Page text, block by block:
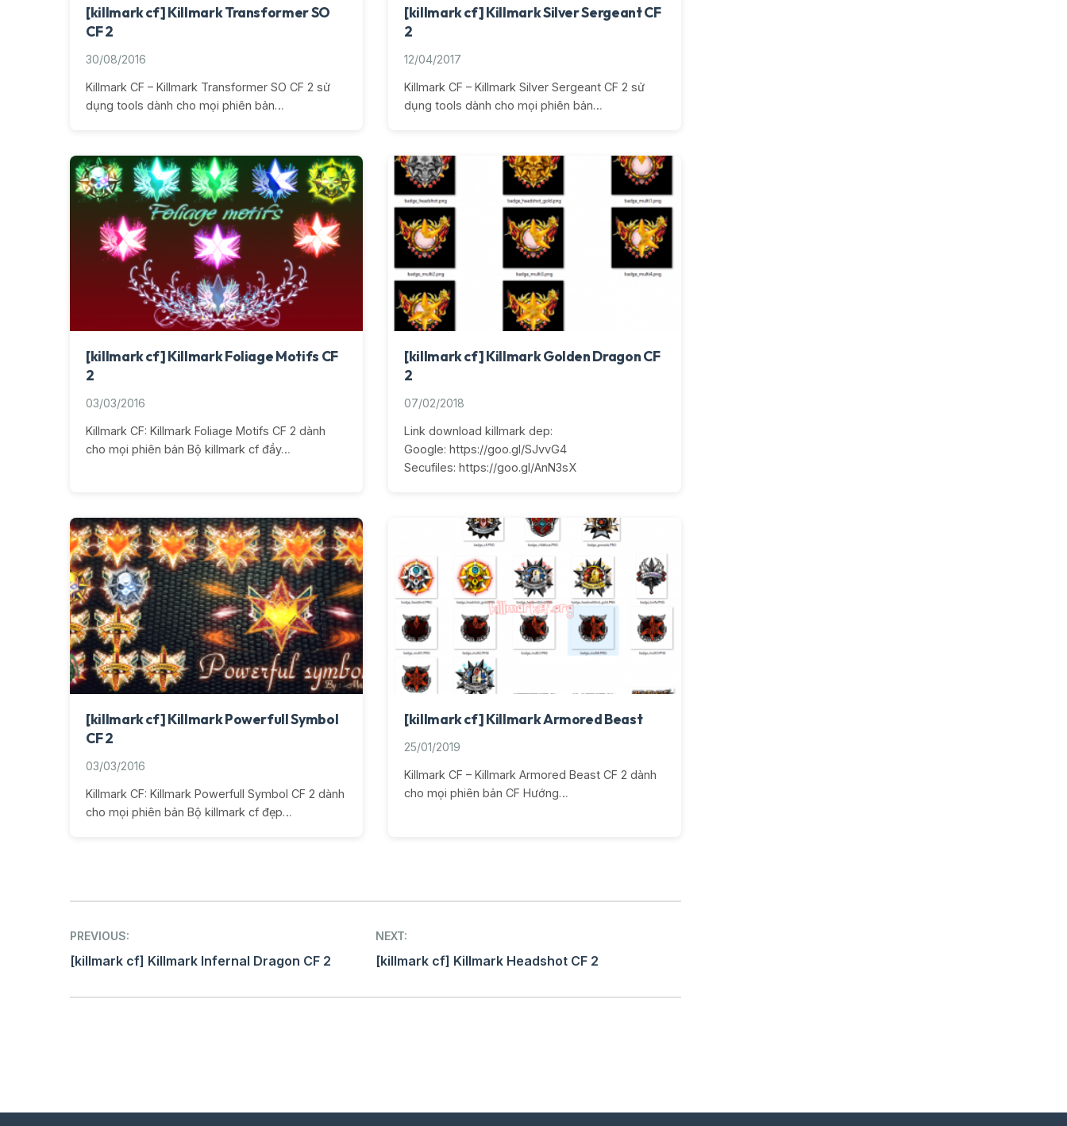
[killmark cf] Killmark Transformer SO
CF 2
30/08/2016
Killmark CF – Killmark Transformer SO CF 2 sử
dụng tools dành cho mọi phiên bản…
[killmark cf] Killmark Silver Sergeant CF
2
12/04/2017
Killmark CF – Killmark Silver Sergeant CF 2 sử
dụng tools dành cho mọi phiên bản…
[killmark cf] Killmark Foliage Motifs CF
2
03/03/2016
Killmark CF: Killmark Foliage Motifs CF 2 dành
cho mọi phiên bản Bộ killmark cf đầy…
[killmark cf] Killmark Golden Dragon CF
2
07/02/2018
Link download killmark dep:
Google: https://goo.gl/SJvvG4
Secufiles: https://goo.gl/AnN3sX
[killmark cf] Killmark Powerfull Symbol
CF 2
03/03/2016
Killmark CF: Killmark Powerfull Symbol CF 2 dành
cho mọi phiên bản Bộ killmark cf đẹp…
[killmark cf] Killmark Armored Beast
25/01/2019
Killmark CF – Killmark Armored Beast CF 2 dành
cho mọi phiên bản CF Hướng…
Post
navigation
PREVIOUS:
[killmark cf] Killmark Infernal Dragon CF 2
NEXT:
[killmark cf] Killmark Headshot CF 2